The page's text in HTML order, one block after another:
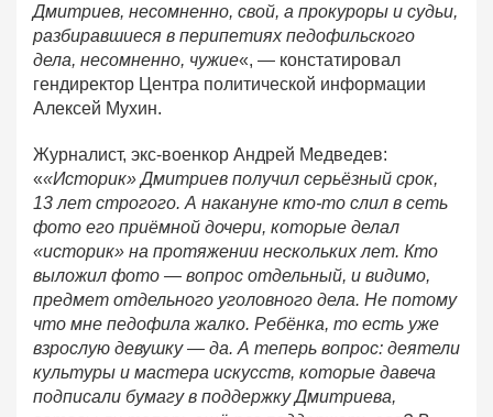
Дмитриев, несомненно, свой, а прокуроры и судьи,
разбиравшиеся в перипетиях педофильского
дела, несомненно, чужие«, — констатировал
гендиректор Центра политической информации
Алексей Мухин.
Журналист, экс-военкор Андрей Медведев:
««Историк» Дмитриев получил серьёзный срок,
13 лет строгого. А накануне кто-то слил в сеть
фото его приёмной дочери, которые делал
«историк» на протяжении нескольких лет. Кто
выложил фото — вопрос отдельный, и видимо,
предмет отдельного уголовного дела. Не потому
что мне педофила жалко. Ребёнка, то есть уже
взрослую девушку — да. А теперь вопрос: деятели
культуры и мастера искусств, которые давеча
подписали бумагу в поддержку Дмитриева,